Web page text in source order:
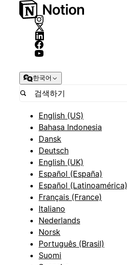
한국어
English (US)
Bahasa Indonesia
Dansk
Deutsch
English (UK)
Español (España)
Español (Latinoamérica)
Français (France)
Italiano
Nederlands
Norsk
Português (Brasil)
Suomi